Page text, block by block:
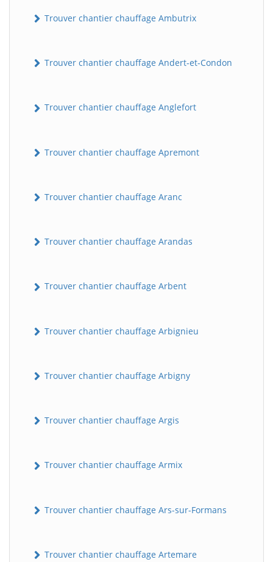
Trouver chantier chauffage Ambutrix
Trouver chantier chauffage Andert-et-Condon
Trouver chantier chauffage Anglefort
Trouver chantier chauffage Apremont
Trouver chantier chauffage Aranc
Trouver chantier chauffage Arandas
Trouver chantier chauffage Arbent
Trouver chantier chauffage Arbignieu
Trouver chantier chauffage Arbigny
Trouver chantier chauffage Argis
Trouver chantier chauffage Armix
Trouver chantier chauffage Ars-sur-Formans
Trouver chantier chauffage Artemare